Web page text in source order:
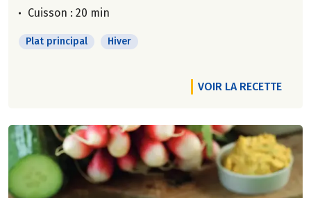
Cuisson : 20 min
Plat principal Hiver
VOIR LA RECETTE